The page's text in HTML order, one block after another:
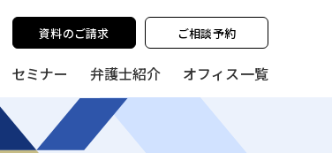
セミナー 弁護士紹介 オフィス一覧
資料のご請求 ご相談予約
details and any questions.YesNo